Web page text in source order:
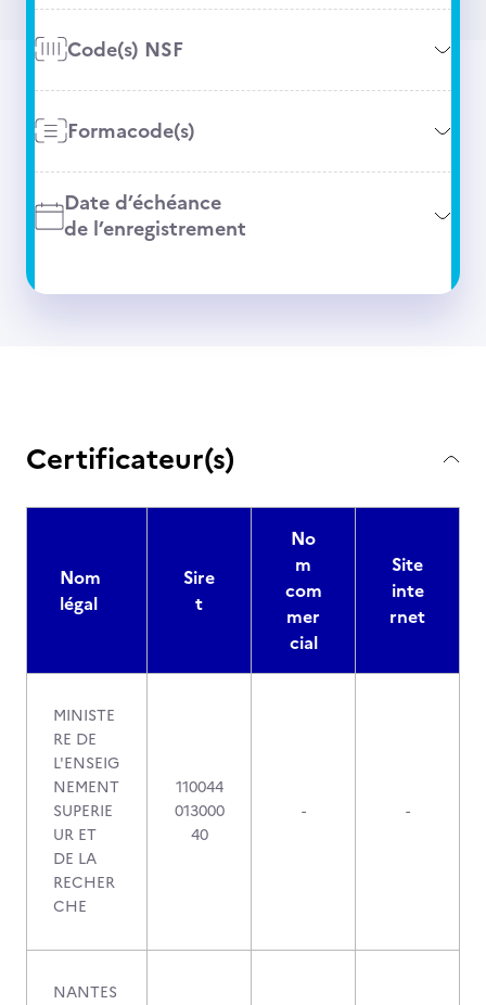
Code(s) NSF
Formacode(s)
Date d’échéance
de l’enregistrement
Certificateur(s)
Nom
légal
Sire
t
No
m
com
mer
cial
Site
inte
rnet
MINISTE
RE DE
L'ENSEIG
NEMENT
SUPERIE
UR ET
DE LA
RECHER
CHE
110044
013000
40
- -
NANTES